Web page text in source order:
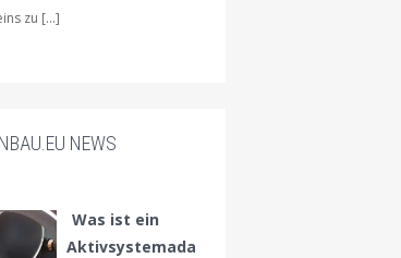
zu […]
NEWS
Was ist ein
Aktivsystemada